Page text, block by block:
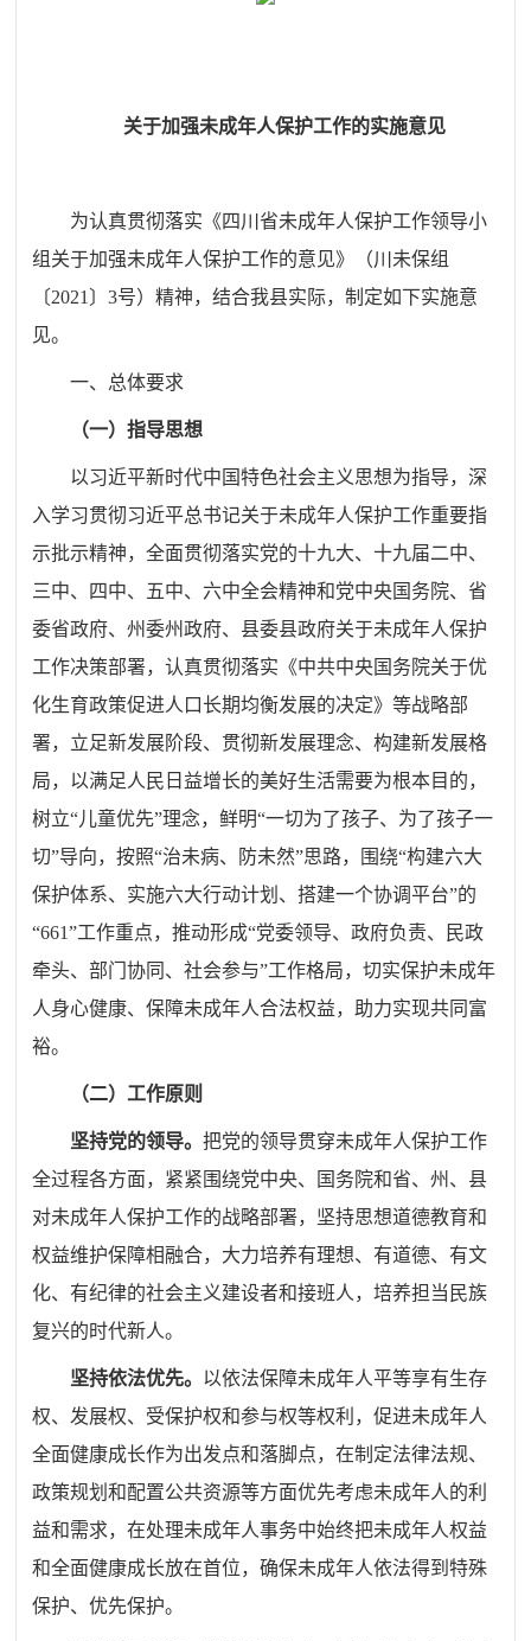
关于加强未成年人保护工作的实施意见
为认真贯彻落实《四川省未成年人保护工作领导小
组关于加强未成年人保护工作的意见》（川 未保组
〔2021 〕3号）精神，结合我县实际，制定如下实施意
见。
一、总体要求
（一）指导思想
以习近平新时代中国特色社会主义思想为指导，深
入学习贯彻习近平总书记关于未成年人保护工作重要指
示批示精神，全面贯彻落实党的十九大、十九届二中、
三中、四中、五中、六中全会精神和党中央国务院、省
委省政府、州委州政府、县委县政府关于未成年人保护
工作决策部署，认真贯彻落实《中共中央国务院关于优
化生育政策促进人口长期均衡发展的决定》等战略部
署，立足新发展阶段、贯彻新发展理念、构建新发展格
局，以满足人民日益增长的美好生活需要为根本目的，
树立“儿童优先”理念，鲜明“一切为了孩子、为了孩子一
切”导向，按照“治未病、防未然”思路，围绕“构建六大
保护体系、实施六大行动计划、搭建一个协调平台”的
“661”工作重点，推动形成“党委领导、政府负责、民政
牵头、部门协同、社会参与”工作格局，切实保护未成年
人身心健康、保障未成年人合法权益，助力实现共同富
裕。
（二）工作原则
坚持党的领导。把党的领导贯穿未成年人保护工作
全过程各方面，紧紧围绕党中央、国务院和省、州、县
对未成年人保护工作的战略部署，坚持思想道德教育和
权益维护保障相融合，大力培养有理想、有道德、有文
化、有纪律的社会主义建设者和接班人，培养担当民族
复兴的时代新人。
坚持依法优先。 以依法保障未成年人平等享有生存
权、发展权、受保护权和参与权等权利，促进未成年人
全面健康成长作为出发点和落脚点，在制定法律法规、
政策规划和配置公共资源等方面优先考虑未成年人的利
益和需求，在处理未成年人事务中始终把未成年人权益
和全面健康成长放在首位，确保未成年人依法得到特殊
保护、优先保护。